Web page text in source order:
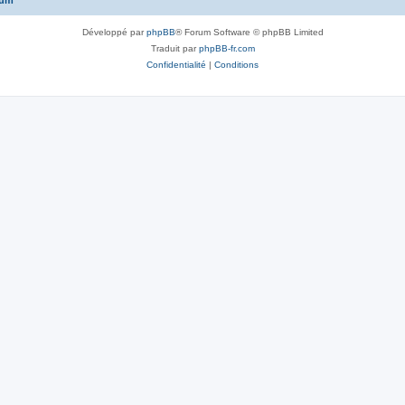
Développé parphpBB® Forum Software © phpBB Limited
Traduit parphpBB-fr.com
Confidentialité | Conditions